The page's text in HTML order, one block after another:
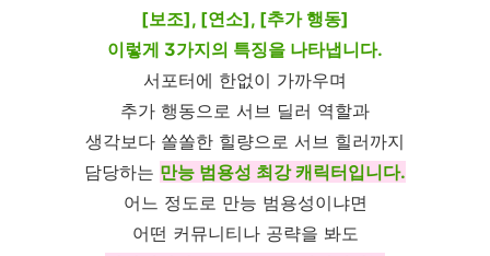
[보조], [연소], [추가 행동]
이렇게 3가지의 특징을 나타냅니다.
서포터에 한없이 가까우며
추가 행동으로 서브 딜러 역할과
생각보다 쏠쏠한 힐량으로 서브 힐러까지
담당하는 만능 범용성 최강 캐릭터입니다.
어느 정도로 만능 범용성이냐면
어떤 커뮤니티나 공략을 봐도